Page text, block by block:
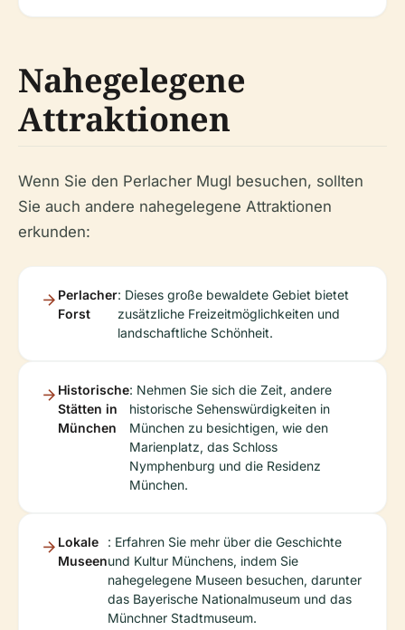
Nahegelegene
Attraktionen
Wenn Sie den Perlacher Mugl besuchen, sollten
Sie auch andere nahegelegene Attraktionen
erkunden:
Perlacher
Forst
: Dieses große bewaldete Gebiet bietet
zusätzliche Freizeitmöglichkeiten und
landschaftliche Schönheit.
Historische
Stätten in
München
: Nehmen Sie sich die Zeit, andere
historische Sehenswürdigkeiten in
München zu besichtigen, wie den
Marienplatz, das Schloss
Nymphenburg und die Residenz
München.
Lokale
Museen
: Erfahren Sie mehr über die Geschichte
und Kultur Münchens, indem Sie
nahegelegene Museen besuchen, darunter
das Bayerische Nationalmuseum und das
Münchner Stadtmuseum.